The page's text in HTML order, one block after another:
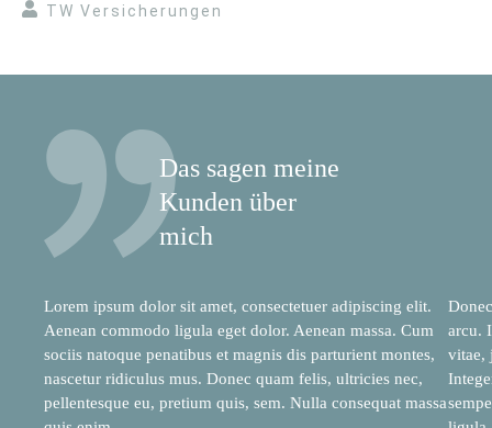
TW Versicherungen
Das sagen meine
Kunden über
mich
Lorem ipsum dolor sit amet, consectetuer adipiscing elit.
Aenean commodo ligula eget dolor. Aenean massa. Cum
sociis natoque penatibus et magnis dis parturient montes,
nascetur ridiculus mus. Donec quam felis, ultricies nec,
pellentesque eu, pretium quis, sem. Nulla consequat massa
arcu.
vitae,